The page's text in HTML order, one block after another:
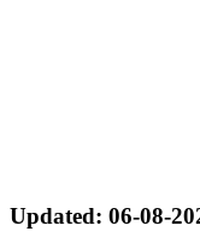
Updated: 06-08-